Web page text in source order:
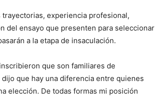
experiencia profesional,
del ensayo que presenten para seleccionar
a la etapa de insaculación.
que son familiares de
que hay una diferencia entre quienes
elección. De todas formas mi posición